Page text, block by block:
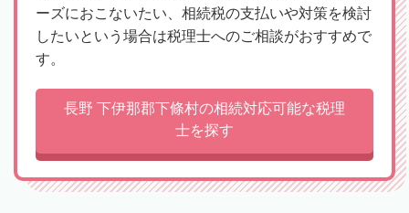
ーズにおこないたい、相続税の支払いや対策を検討
したいという場合は税理士へのご相談がおすすめで
す。
長野 下伊那郡下條村の相続対応可能な税理
士を探す